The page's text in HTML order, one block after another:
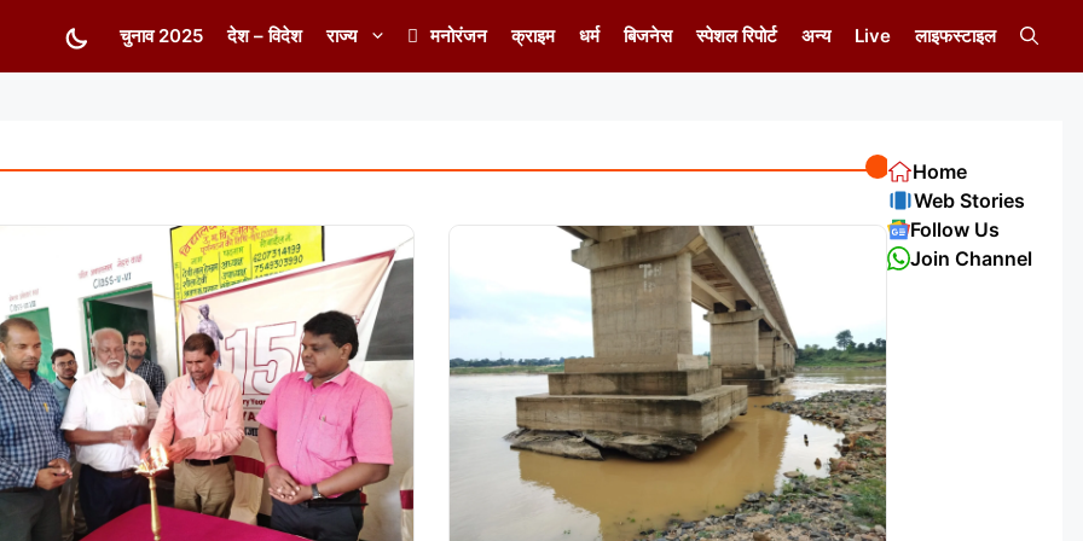
चुनाव 2025 देश – विदेश राज्य मनोरंजन क्राइम धर्म बिजनेस स्पेशल रिपोर्ट अन्य Live लाइफस्टाइल
Home
Web Stories
Follow Us
Join Channel